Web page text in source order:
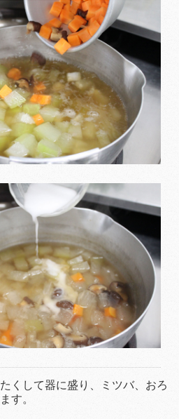
くして器に盛り、ミツバ、おろ
す。